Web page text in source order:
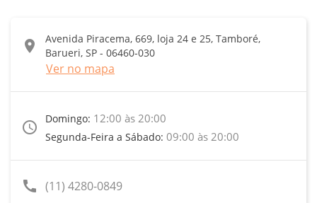
location_on
Avenida Piracema, 669, loja 24 e 25, Tamboré,
Barueri, SP - 06460-030
Ver no mapa
access_time
Domingo: 12:00 às 20:00
Segunda-Feira a Sábado: 09:00 às 20:00
call (11) 4280-0849